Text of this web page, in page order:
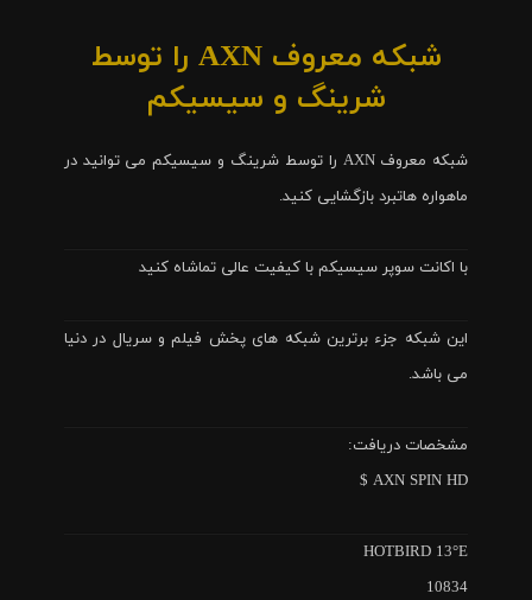
شبکه معروف AXN را توسط
شرینگ و سیسیکم
شبکه معروف AXN را توسط شرینگ و سیسیکم می توانید در
ماهواره هاتبرد بازگشایی کنید.
با اکانت سوپر سیسیکم با کیفیت عالی تماشاه کنید
این شبکه جزء برترین شبکه های پخش فیلم و سریال در دنیا
می باشد.
مشخصات دریافت:
AXN SPIN HD $
HOTBIRD 13°E
10834